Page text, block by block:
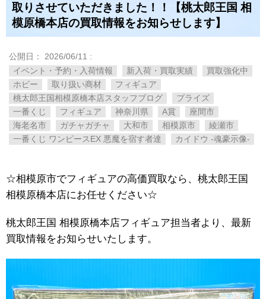
取りさせていただきました！！【桃太郎王国 相
模原橋本店の買取情報をお知らせします】
公開日： 2026/06/11 :
イベント・予約・入荷情報
新入荷・買取実績
買取強化中
ホビー
取り扱い商材
フィギュア
桃太郎王国相模原橋本店スタッフブログ
プライズ
一番くじ
フィギュア 神奈川県 A賞
座間市
海老名市
ガチャガチャ 大和市 相模原市
綾瀬市
一番くじ ワンピースEX 悪魔を宿す者達
カイドウ -魂豪示像-
☆相模原市でフィギュアの高価買取なら、桃太郎王国
相模原橋本店にお任せください☆
桃太郎王国 相模原橋本店フィギュア担当者より、最新
買取情報をお知らせいたします。